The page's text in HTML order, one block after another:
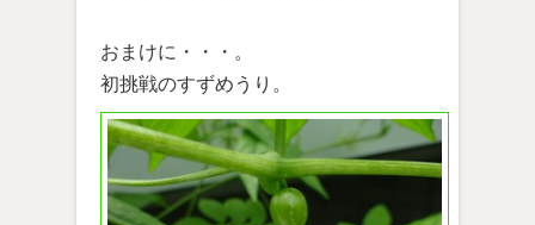
おまけに・・・。
初挑戦のすずめうり。